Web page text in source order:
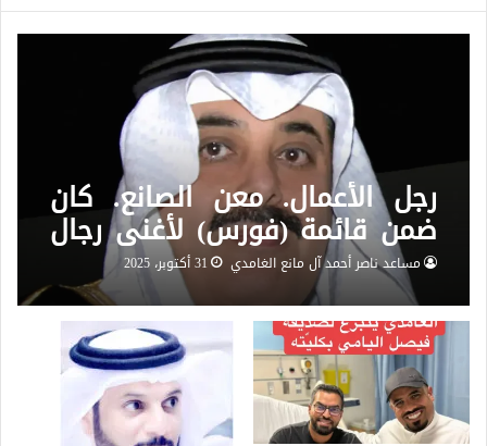
رجل الأعمال. معن الصانع. كان
ضمن قائمة (فورس) لأغنى رجال
العالم عام 2007م افلاس
مستشفى سعد التخصصي. فصل
جديد.. انها حقوق عباد الله.
مساعد ناصر أحمد آل مانع الغامدي
31 أكتوبر، 2025
0